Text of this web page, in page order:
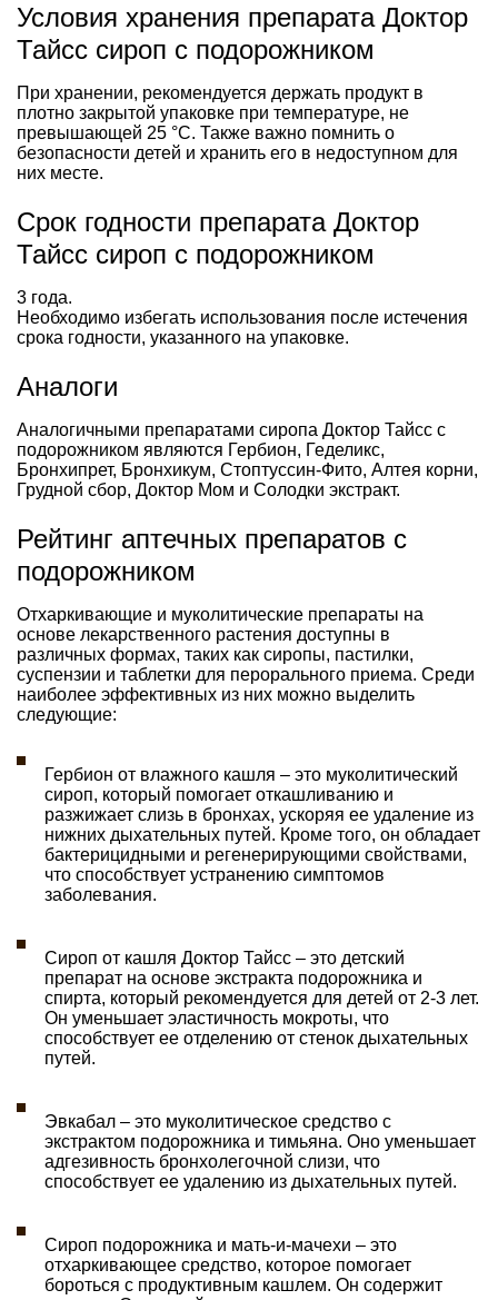
Условия хранения препарата Доктор
Тайсс сироп с подорожником
При хранении, рекомендуется держать продукт в
плотно закрытой упаковке при температуре, не
превышающей 25 °C. Также важно помнить о
безопасности детей и хранить его в недоступном для
них месте.
Срок годности препарата Доктор
Тайсс сироп с подорожником
3 года.
Необходимо избегать использования после истечения
срока годности, указанного на упаковке.
Аналоги
Аналогичными препаратами сиропа Доктор Тайсс с
подорожником являются Гербион, Геделикс,
Бронхипрет, Бронхикум, Стоптуссин-Фито, Алтея корни,
Грудной сбор, Доктор Мом и Солодки экстракт.
Рейтинг аптечных препаратов с
подорожником
Отхаркивающие и муколитические препараты на
основе лекарственного растения доступны в
различных формах, таких как сиропы, пастилки,
суспензии и таблетки для перорального приема. Среди
наиболее эффективных из них можно выделить
следующие:
Гербион от влажного кашля – это муколитический
сироп, который помогает откашливанию и
разжижает слизь в бронхах, ускоряя ее удаление из
нижних дыхательных путей. Кроме того, он обладает
бактерицидными и регенерирующими свойствами,
что способствует устранению симптомов
заболевания.
Сироп от кашля Доктор Тайсс – это детский
препарат на основе экстракта подорожника и
спирта, который рекомендуется для детей от 2-3 лет.
Он уменьшает эластичность мокроты, что
способствует ее отделению от стенок дыхательных
путей.
Эвкабал – это муколитическое средство с
экстрактом подорожника и тимьяна. Оно уменьшает
адгезивность бронхолегочной слизи, что
способствует ее удалению из дыхательных путей.
Сироп подорожника и мать-и-мачехи – это
отхаркивающее средство, которое помогает
бороться с продуктивным кашлем. Он содержит